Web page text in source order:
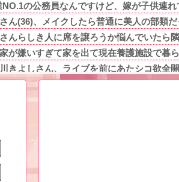
の公務員なんですけど、嫁が子供連れ
ん(36)、メイクしたら普通に美人の部類
んらしき人に席を譲ろうか悩んでいたら
が嫌いすぎて家を出て現在養護施設で暮
きよしさん、ライブを前にあたシコ欲全
する「甘い匂い」の正体、まさか分からな
事折半の嫁が、週1牛丼やマックを買って